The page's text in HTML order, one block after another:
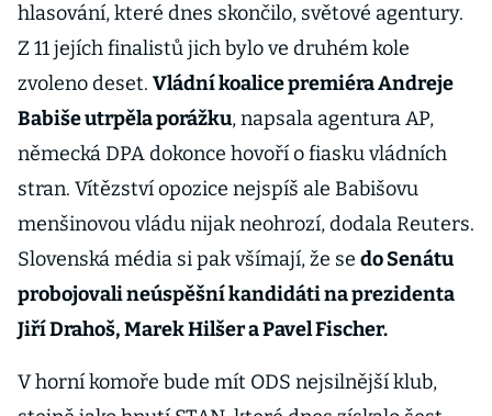
hlasování, které dnes skončilo, světové agentury.
Z 11 jejích finalistů jich bylo ve druhém kole
zvoleno deset. Vládní koalice premiéra Andreje
Babiše utrpěla porážku, napsala agentura AP,
německá DPA dokonce hovoří o fiasku vládních
stran. Vítězství opozice nejspíš ale Babišovu
menšinovou vládu nijak neohrozí, dodala Reuters.
Slovenská média si pak všímají, že se do Senátu
probojovali neúspěšní kandidáti na prezidenta
Jiří Drahoš, Marek Hilšer a Pavel Fischer.
V horní komoře bude mít ODS nejsilnější klub,